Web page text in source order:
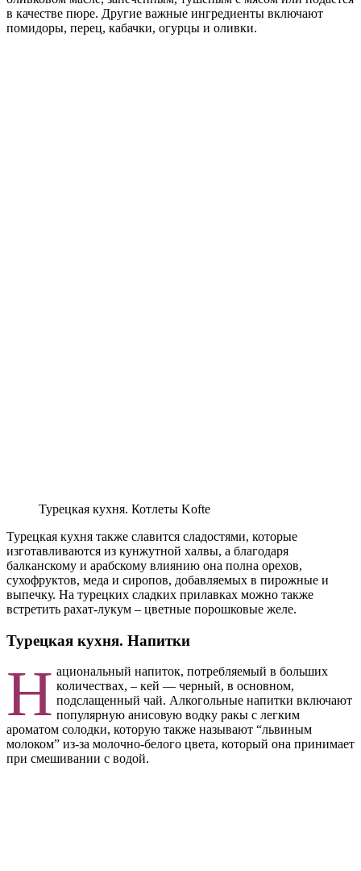
в качестве пюре. Другие важные ингредиенты включают
помидоры, перец, кабачки, огурцы и оливки.
Турецкая кухня. Котлеты Kofte
Турецкая кухня также славится сладостями, которые
изготавливаются из кунжутной халвы, а благодаря
балканскому и арабскому влиянию она полна орехов,
сухофруктов, меда и сиропов, добавляемых в пирожные и
выпечку. На турецких сладких прилавках можно также
встретить рахат-лукум – цветные порошковые желе.
Турецкая кухня. Напитки
Н ациональный напиток, потребляемый в больших
количествах, – кей — черный, в основном,
подслащенный чай. Алкогольные напитки включают
популярную анисовую водку ракы с легким
ароматом солодки, которую также называют “львиным
молоком” из-за молочно-белого цвета, который она принимает
при смешивании с водой.